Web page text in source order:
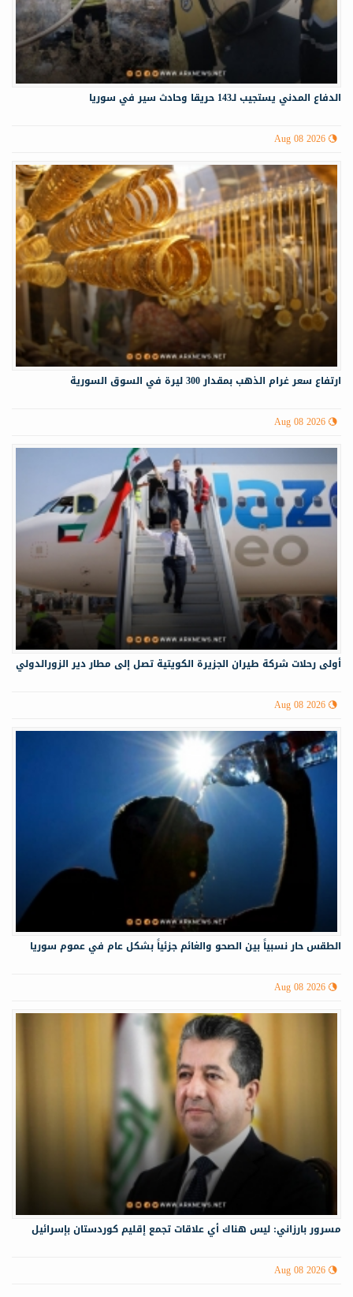
الدفاع المدني يستجيب لـ143 حريقا وحادث سير في سوريا
Aug 08 2026
ارتفاع سعر غرام الذهب بمقدار 300 ليرة في السوق السورية
Aug 08 2026
أولى رحلات شركة طيران الجزيرة الكويتية تصل إلى مطار دير الزورالدولي
Aug 08 2026
الطقس حار نسبياً بين الصحو والغائم جزئياً بشكل عام في عموم سوريا
Aug 08 2026
مسرور بارزاني: ليس هناك أي علاقات تجمع إقليم كوردستان بإسرائيل
Aug 08 2026